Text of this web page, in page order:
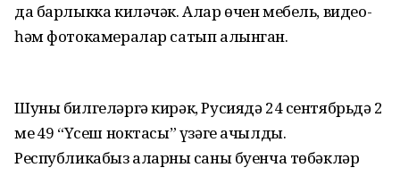
да барлыкка киләчәк. Алар өчен мебель, видео-
һәм фотокамералар сатып алынган.
Шуны билгеләргә кирәк, Русиядә 24 сентябрьдә 2
мең 49 “Үсеш ноктасы” үзәге ачылды.
Республикабыз аларның саны буенча төбәкләр